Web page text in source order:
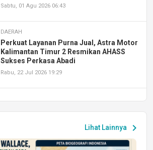
Sabtu, 01 Agu 2026 06:43
DAERAH
Perkuat Layanan Purna Jual, Astra Motor
Kalimantan Timur 2 Resmikan AHASS
Sukses Perkasa Abadi
Rabu, 22 Jul 2026 19:29
Peluang Kerja dan Magang
Jumat, 17 Jul 2026 22:30
Lihat Lainnya chevron_right